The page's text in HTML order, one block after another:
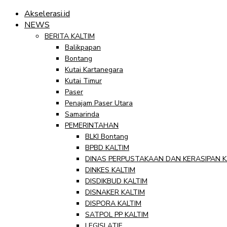
Akselerasi.id
NEWS
BERITA KALTIM
Balikpapan
Bontang
Kutai Kartanegara
Kutai Timur
Paser
Penajam Paser Utara
Samarinda
PEMERINTAHAN
BLKI Bontang
BPBD KALTIM
DINAS PERPUSTAKAAN DAN KERASIPAN
DINKES KALTIM
DISDIKBUD KALTIM
DISNAKER KALTIM
DISPORA KALTIM
SATPOL PP KALTIM